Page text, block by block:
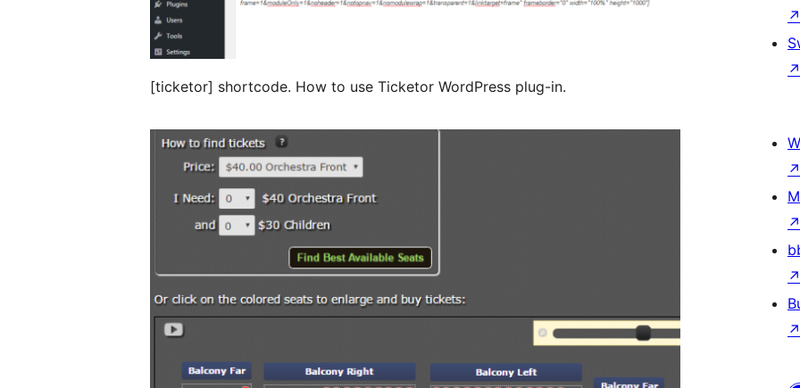
[ticketor] shortcode. How to use Ticketor WordPress plug-in.
↗
↗
↗
↗
↗
↗